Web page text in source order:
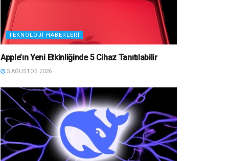
TEKNOLOJI HABERLERI
Apple’ın Yeni Etkinliğinde 5 Cihaz Tanıtılabilir
5 AĞUSTOS 2026